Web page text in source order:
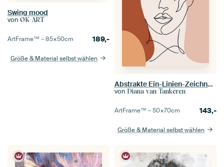
Swing mood
von OK-ART
ArtFrame™ –85×50cm 189,-
Größe & Material selbst wählen
Abstrakte Ein-Linien-Zeichnung Gesicht Frau mit Blumen
von Diana van Tankeren
ArtFrame™ –50×70cm 143,-
Größe & Material selbst wählen